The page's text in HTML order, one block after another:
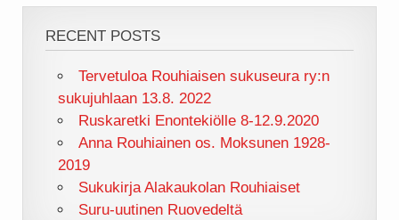
RECENT POSTS
Tervetuloa Rouhiaisen sukuseura ry:n
sukujuhlaan 13.8. 2022
Ruskaretki Enontekiölle 8-12.9.2020
Anna Rouhiainen os. Moksunen 1928-
2019
Sukukirja Alakaukolan Rouhiaiset
Suru-uutinen Ruovedeltä